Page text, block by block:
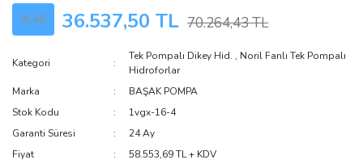
%48 36.537,50 TL 70.264,43 TL
Kategori
Tek Pompalı Dikey Hid. , Noril Fanlı Tek Pompalı
Hidroforlar
Marka
BAŞAK POMPA
Stok Kodu
1vgx-16-4
Garanti Süresi
24 Ay
Fiyat
58.553,69 TL + KDV